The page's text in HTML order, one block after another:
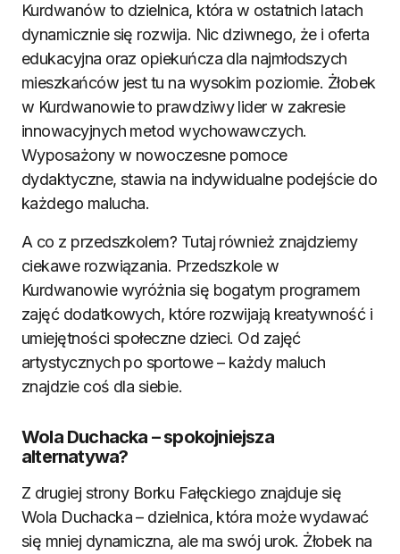
Kurdwanów to dzielnica, która w ostatnich latach
dynamicznie się rozwija. Nic dziwnego, że i oferta
edukacyjna oraz opiekuńcza dla najmłodszych
mieszkańców jest tu na wysokim poziomie. Żłobek
w Kurdwanowie to prawdziwy lider w zakresie
innowacyjnych metod wychowawczych.
Wyposażony w nowoczesne pomoce
dydaktyczne, stawia na indywidualne podejście do
każdego malucha.
A co z przedszkolem? Tutaj również znajdziemy
ciekawe rozwiązania. Przedszkole w
Kurdwanowie wyróżnia się bogatym programem
zajęć dodatkowych, które rozwijają kreatywność i
umiejętności społeczne dzieci. Od zajęć
artystycznych po sportowe – każdy maluch
znajdzie coś dla siebie.
Wola Duchacka – spokojniejsza
alternatywa?
Z drugiej strony Borku Fałęckiego znajduje się
Wola Duchacka – dzielnica, która może wydawać
się mniej dynamiczna, ale ma swój urok. Żłobek na